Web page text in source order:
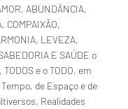
ABUNDÂNCIA,
COMPAIXÃO,
LEVEZA,
E SAÚDE o
TODOS e o TODO, em
de Espaço e de
Realidades